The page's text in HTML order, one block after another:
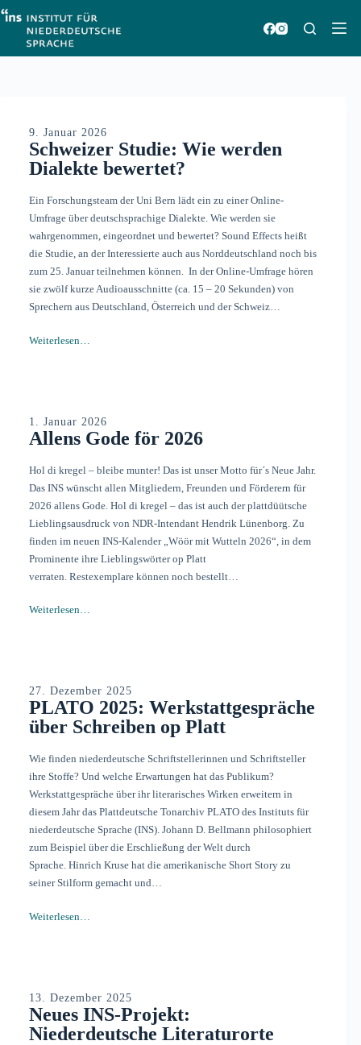
Zum
Inhalt
springen
9. Januar 2026
Schweizer Studie: Wie werden
Dialekte bewertet?
Ein Forschungsteam der Uni Bern lädt ein zu einer Online-
Umfrage über deutschsprachige Dialekte. Wie werden sie
wahrgenommen, eingeordnet und bewertet? Sound Effects heißt
die Studie, an der Interessierte auch aus Norddeutschland noch bis
zum 25. Januar teilnehmen können. In der Online-Umfrage hören
sie zwölf kurze Audioausschnitte (ca. 15 – 20 Sekunden) von
Sprechern aus Deutschland, Österreich und der Schweiz…
Weiterlesen…
1. Januar 2026
Allens Gode för 2026
Hol di kregel – bleibe munter! Das ist unser Motto für´s Neue Jahr.
Das INS wünscht allen Mitgliedern, Freunden und Förderern für
2026 allens Gode. Hol di kregel – das ist auch der plattdüütsche
Lieblingsausdruck von NDR-Intendant Hendrik Lünenborg. Zu
finden im neuen INS-Kalender „Wöör mit Wutteln 2026“, in dem
Prominente ihre Lieblingswörter op Platt
verraten. Restexemplare können noch bestellt…
Weiterlesen…
27. Dezember 2025
PLATO 2025: Werkstattgespräche
über Schreiben op Platt
Wie finden niederdeutsche Schriftstellerinnen und Schriftsteller
ihre Stoffe? Und welche Erwartungen hat das Publikum?
Werkstattgespräche über ihr literarisches Wirken erweitern in
diesem Jahr das Plattdeutsche Tonarchiv PLATO des Instituts für
niederdeutsche Sprache (INS). Johann D. Bellmann philosophiert
zum Beispiel über die Erschließung der Welt durch
Sprache. Hinrich Kruse hat die amerikanische Short Story zu
seiner Stilform gemacht und…
Weiterlesen…
13. Dezember 2025
Neues INS-Projekt:
Niederdeutsche Literaturorte